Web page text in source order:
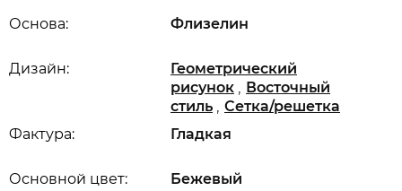
Основной цвет: Бежевый
Дизайн:
Геометрический
рисунок , Восточный
стиль , Сетка/решетка
Основа: Флизелин
Фактура: Гладкая